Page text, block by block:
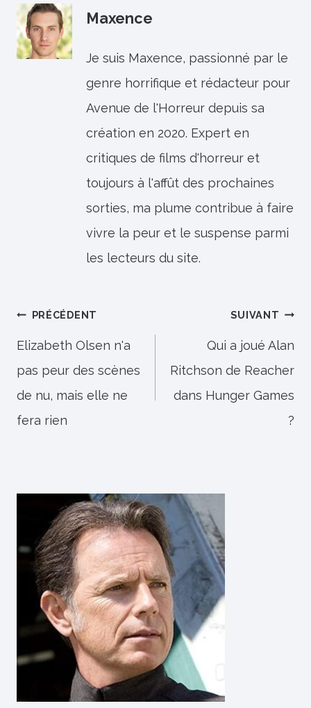
Maxence
Je suis Maxence, passionné par le
genre horrifique et rédacteur pour
Avenue de l'Horreur depuis sa
création en 2020. Expert en
critiques de films d'horreur et
toujours à l'affût des prochaines
sorties, ma plume contribue à faire
vivre la peur et le suspense parmi
les lecteurs du site.
Navigation
de
l’article
PRÉCÉDENT
Elizabeth Olsen n'a
pas peur des scènes
de nu, mais elle ne
fera rien
SUIVANT
Qui a joué Alan
Ritchson de Reacher
dans Hunger Games
?